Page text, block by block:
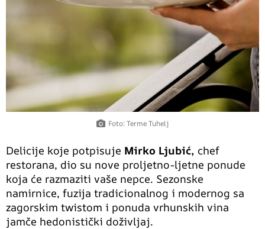
Foto: Terme Tuhelj
Delicije koje potpisuje Mirko Ljubić, chef
restorana, dio su nove proljetno-ljetne ponude
koja će razmaziti vaše nepce. Sezonske
namirnice, fuzija tradicionalnog i modernog sa
zagorskim twistom i ponuda vrhunskih vina
jamče hedonistički doživljaj.